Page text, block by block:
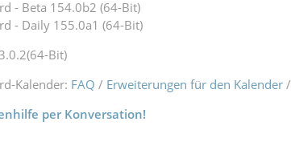
- Beta 154.0b2 (64-Bit)
- Daily 155.0a1 (64-Bit)
Bit)
Kalender: FAQ / Erweiterungen für den Kalender/
per Konversation!